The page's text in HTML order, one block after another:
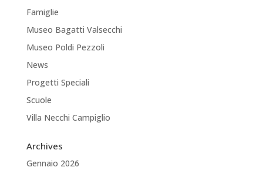
Famiglie
Museo Bagatti Valsecchi
Museo Poldi Pezzoli
News
Progetti Speciali
Scuole
Villa Necchi Campiglio
Archives
Gennaio 2026